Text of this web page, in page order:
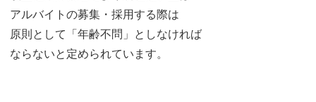
アルバイトの募集・採用する際は
原則として「年齢不問」としなければ
ならないと定められています。